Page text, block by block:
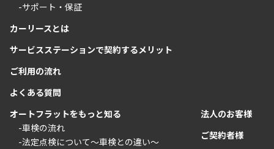
-サポート・保証
カーリースとは
サービスステーションで契約するメリット
ご利用の流れ
よくある質問
オートフラットをもっと知る
-車検の流れ
-法定点検について〜車検との違い〜
法人のお客様
ご契約者様